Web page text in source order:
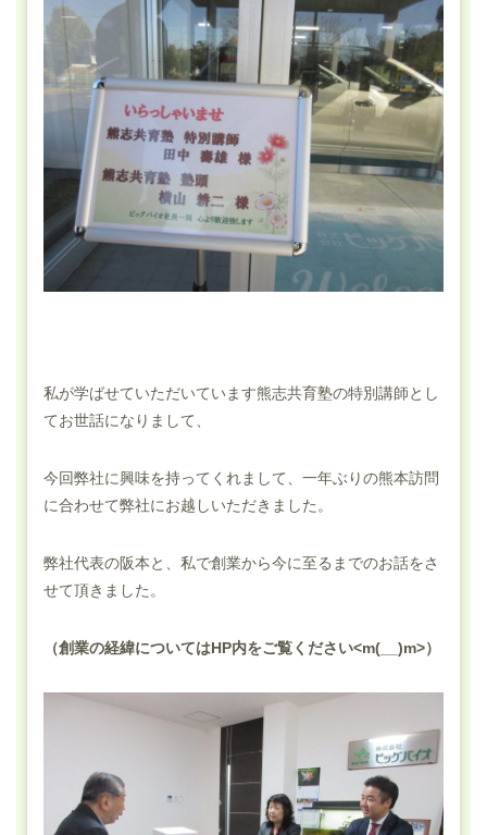
私が学ばせていただいています熊志共育塾の特別講師とし
てお世話になりまして、
今回弊社に興味を持ってくれまして、一年ぶりの熊本訪問
に合わせて弊社にお越しいただきました。
弊社代表の阪本と、私で創業から今に至るまでのお話をさ
せて頂きました。
（創業の経緯についてはHP内をご覧ください<m(__)m>）